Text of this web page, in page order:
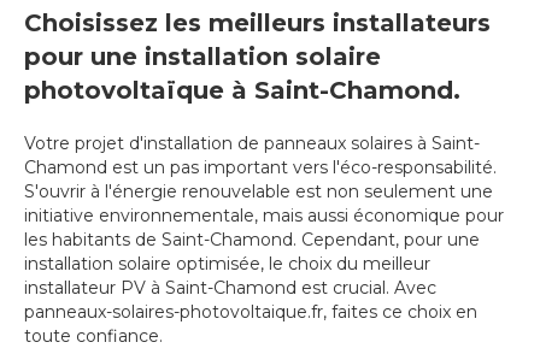
Choisissez les meilleurs installateurs
pour une installation solaire
photovoltaïque à Saint-Chamond.
Votre projet d'installation de panneaux solaires à Saint-
Chamond est un pas important vers l'éco-responsabilité.
S'ouvrir à l'énergie renouvelable est non seulement une
initiative environnementale, mais aussi économique pour
les habitants de Saint-Chamond. Cependant, pour une
installation solaire optimisée, le choix du meilleur
installateur PV à Saint-Chamond est crucial. Avec
panneaux-solaires-photovoltaique.fr, faites ce choix en
toute confiance.